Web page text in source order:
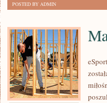
POSTED BY ADMIN